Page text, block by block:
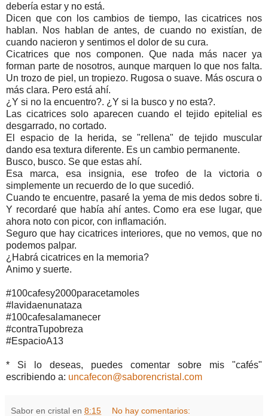
debería estar y no está.
Dicen que con los cambios de tiempo, las cicatrices nos
hablan. Nos hablan de antes, de cuando no existían, de
cuando nacieron y sentimos el dolor de su cura.
Cicatrices que nos componen. Que nada más nacer ya
forman parte de nosotros, aunque marquen lo que nos falta.
Un trozo de piel, un tropiezo. Rugosa o suave. Más oscura o
más clara. Pero está ahí.
¿Y si no la encuentro?. ¿Y si la busco y no esta?.
Las cicatrices solo aparecen cuando el tejido epitelial es
desgarrado, no cortado.
El espacio de la herida, se "rellena" de tejido muscular
dando esa textura diferente. Es un cambio permanente.
Busco, busco. Se que estas ahí.
Esa marca, esa insignia, ese trofeo de la victoria o
simplemente un recuerdo de lo que sucedió.
Cuando te encuentre, pasaré la yema de mis dedos sobre ti.
Y recordaré que había ahí antes. Como era ese lugar, que
ahora noto con picor, con inflamación.
Seguro que hay cicatrices interiores, que no vemos, que no
podemos palpar.
¿Habrá cicatrices en la memoria?
Animo y suerte.
#100cafesy2000paracetamoles
#lavidaenunataza
#100cafesalamanecer
#contraTupobreza
#EspacioA13
* Si lo deseas, puedes comentar sobre mis "cafés"
escribiendo a: uncafecon@saborencristal.com
Sabor en cristal en 8:15 No hay comentarios: